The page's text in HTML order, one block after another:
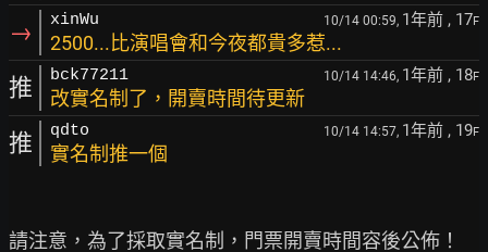
→ xinWu 10/14 00:59, 1年前 , 17F
2500...比演唱會和今夜都貴多惹...
推 bck77211 10/14 14:46, 1年前 , 18F
改實名制了，開賣時間待更新
推 qdto 10/14 14:57, 1年前 , 19F
實名制推一個
請注意，為了採取實名制，門票開賣時間容後公佈！